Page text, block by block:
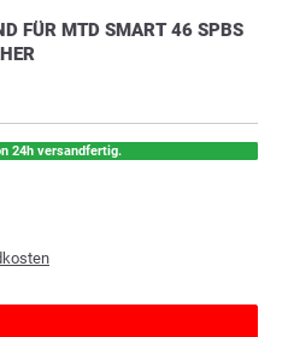
FÜR MTD SMART 46 SPBS
24h versandfertig.